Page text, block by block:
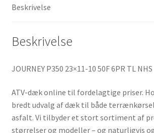
o
r
p
Beskrivelse
Beskrivelse
JOURNEY P350 23×11-10 50F 6PR TL NHS
ATV-dæk online til fordelagtige priser.
bredt udvalg af dæk til både
asfalt. Vi tilbyder et stort sortiment af
størrelser og modeller – og naturligvis